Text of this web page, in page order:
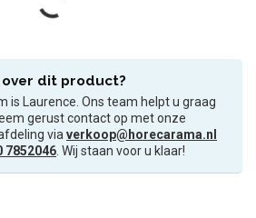
over dit product?
is Laurence. Ons team helpt u graag
gerust contact op met onze
viaverkoop@horecarama.nl
7852046. Wij staan voor u klaar!